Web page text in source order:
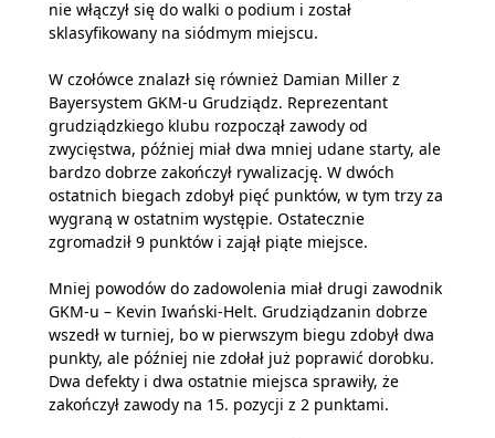
nie włączył się do walki o podium i został
sklasyfikowany na siódmym miejscu.
W czołówce znalazł się również Damian Miller z
Bayersystem GKM-u Grudziądz. Reprezentant
grudziądzkiego klubu rozpoczął zawody od
zwycięstwa, później miał dwa mniej udane starty, ale
bardzo dobrze zakończył rywalizację. W dwóch
ostatnich biegach zdobył pięć punktów, w tym trzy za
wygraną w ostatnim występie. Ostatecznie
zgromadził 9 punktów i zajął piąte miejsce.
Mniej powodów do zadowolenia miał drugi zawodnik
GKM-u – Kevin Iwański-Helt. Grudziądzanin dobrze
wszedł w turniej, bo w pierwszym biegu zdobył dwa
punkty, ale później nie zdołał już poprawić dorobku.
Dwa defekty i dwa ostatnie miejsca sprawiły, że
zakończył zawody na 15. pozycji z 2 punktami.